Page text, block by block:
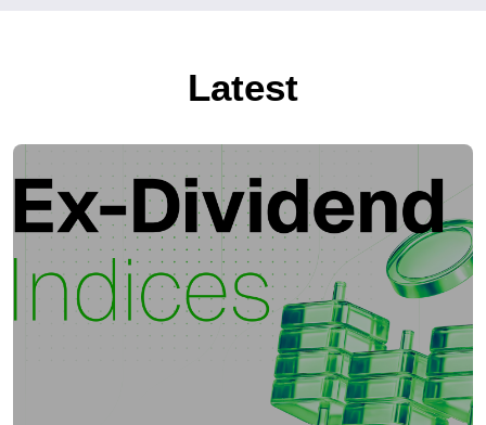
Latest